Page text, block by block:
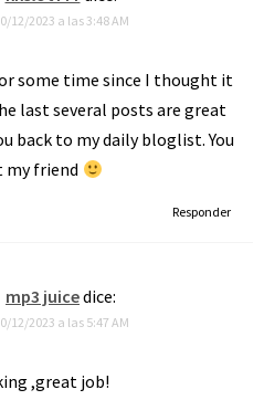
12/2023 a las 3:48 AM
some time since I thought it
last several posts are great
back to my daily bloglist. You
my friend
Responder
mp3 juicedice:
12/2023 a las 5:47 AM
,great job!